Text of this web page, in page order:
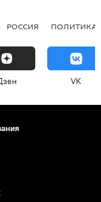
РОССИЯ ПОЛИТИКА
VK